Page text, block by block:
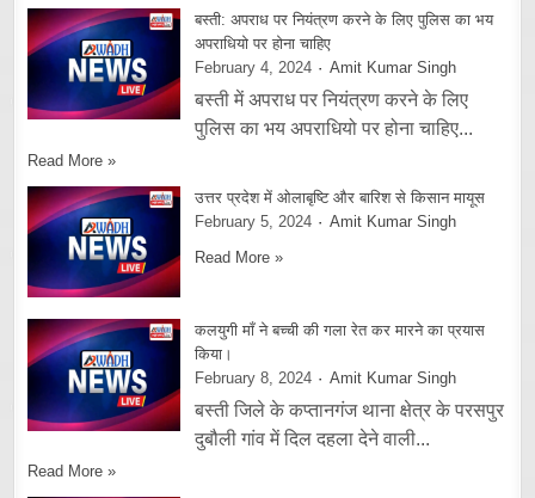
बस्ती: अपराध पर नियंत्रण करने के लिए पुलिस का भय
अपराधियो पर होना चाहिए
February 4, 2024
Amit Kumar Singh
बस्ती में अपराध पर नियंत्रण करने के लिए
पुलिस का भय अपराधियो पर होना चाहिए...
Read More »
उत्तर प्रदेश में ओलाबृष्टि और बारिश से किसान मायूस
February 5, 2024
Amit Kumar Singh
Read More »
कलयुगी माँ ने बच्ची की गला रेत कर मारने का प्रयास
किया।
February 8, 2024
Amit Kumar Singh
बस्ती जिले के कप्तानगंज थाना क्षेत्र के परसपुर
दुबौली गांव में दिल दहला देने वाली...
Read More »